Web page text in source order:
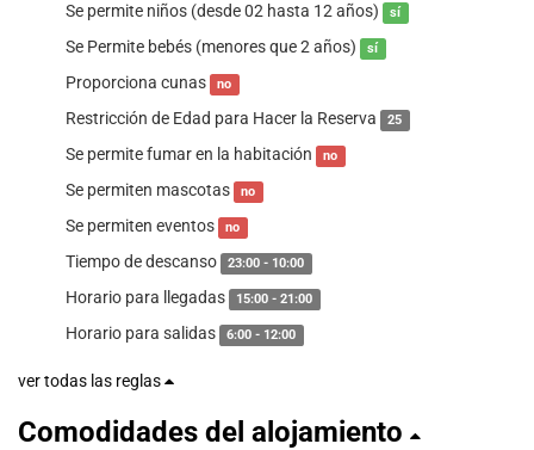
Se permite niños (desde 02 hasta 12 años) sí
Se Permite bebés (menores que 2 años) sí
Proporciona cunas no
Restricción de Edad para Hacer la Reserva 25
Se permite fumar en la habitación no
Se permiten mascotas no
Se permiten eventos no
Tiempo de descanso 23:00 - 10:00
Horario para llegadas 15:00 - 21:00
Horario para salidas 6:00 - 12:00
ver todas las reglas
Comodidades del alojamiento